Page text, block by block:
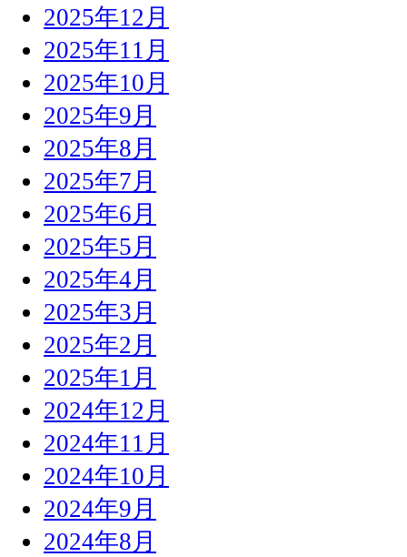
2025年12月
2025年11月
2025年10月
2025年9月
2025年8月
2025年7月
2025年6月
2025年5月
2025年4月
2025年3月
2025年2月
2025年1月
2024年12月
2024年11月
2024年10月
2024年9月
2024年8月